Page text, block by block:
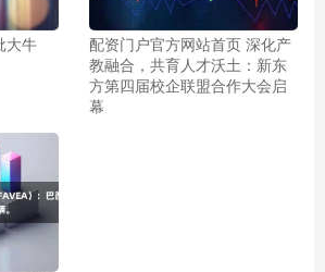
大牛
配资门户官方网站首页 深化产
教融合，共育人才沃土：新东
方第四届校企联盟合作大会启
幕